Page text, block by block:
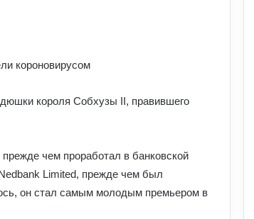
короновирусом
короля Собхузы II, правившего
чем проработал в банковской
Limited, прежде чем был
он стал самым молодым премьером в
доповів Ільюкевич
та філософи людей XXI століття:
уроки для нашого покоління